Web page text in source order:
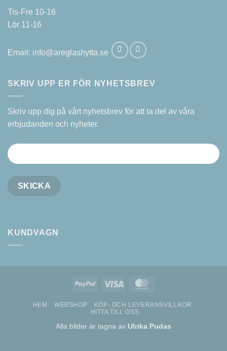
Tis-Fre 10-16
Lör 11-16
Email: info@areglashytta.se
SKRIV UPP ER FÖR NYHETSBREV
Skriv upp dig på vårt nyhetsbrev för att ta del av våra
erbjudanden och nyheter.
KUNDVAGN
PayPal Visa
HEM WEBSHOP
KÖP- OCH LEVERANSVILLKOR
HITTA TILL OSS
Alla bilder är tagna av Ulrika Pudas